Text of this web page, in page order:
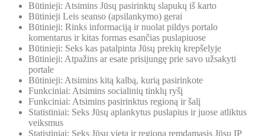
Būtinieji: Atsimins Jūsų pasirinktų slapukų iš karto
Būtinieji Leis seanso (apsilankymo) gerai
Būtinieji: Rinks informaciją ir nuolat pildys portalo
komentarus ir kitas formas esančias puslapiuose
Būtinieji: Seks kas patalpinta Jūsų prekių krepšelyje
Būtinieji: Atpažins ar esate prisijungę prie savo užsakyti
portale
Būtinieji: Atsimins kitą kalbą, kurią pasirinkote
Funkciniai: Atsimins socialinių tinklų ryšį
Funkciniai: Atsimins pasirinktus regioną ir šalį
Statistiniai: Seks Jūsų aplankytus puslapius ir juose atliktus
veiksmus
Statistiniai: Seks Jūsų vietą ir regioną remdamasis Jūsų IP